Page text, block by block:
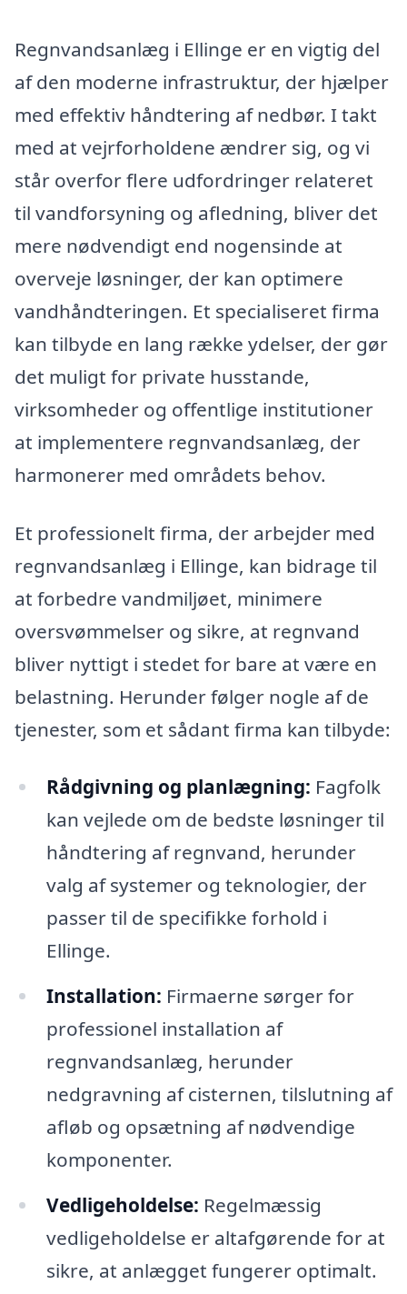
Regnvandsanlæg i Ellinge er en vigtig del
af den moderne infrastruktur, der hjælper
med effektiv håndtering af nedbør. I takt
med at vejrforholdene ændrer sig, og vi
står overfor flere udfordringer relateret
til vandforsyning og afledning, bliver det
mere nødvendigt end nogensinde at
overveje løsninger, der kan optimere
vandhåndteringen. Et specialiseret firma
kan tilbyde en lang række ydelser, der gør
det muligt for private husstande,
virksomheder og offentlige institutioner
at implementere regnvandsanlæg, der
harmonerer med områdets behov.
Et professionelt firma, der arbejder med
regnvandsanlæg i Ellinge, kan bidrage til
at forbedre vandmiljøet, minimere
oversvømmelser og sikre, at regnvand
bliver nyttigt i stedet for bare at være en
belastning. Herunder følger nogle af de
tjenester, som et sådant firma kan tilbyde:
Rådgivning og planlægning: Fagfolk
kan vejlede om de bedste løsninger til
håndtering af regnvand, herunder
valg af systemer og teknologier, der
passer til de specifikke forhold i
Ellinge.
Installation: Firmaerne sørger for
professionel installation af
regnvandsanlæg, herunder
nedgravning af cisternen, tilslutning af
afløb og opsætning af nødvendige
komponenter.
Vedligeholdelse: Regelmæssig
vedligeholdelse er altafgørende for at
sikre, at anlægget fungerer optimalt.